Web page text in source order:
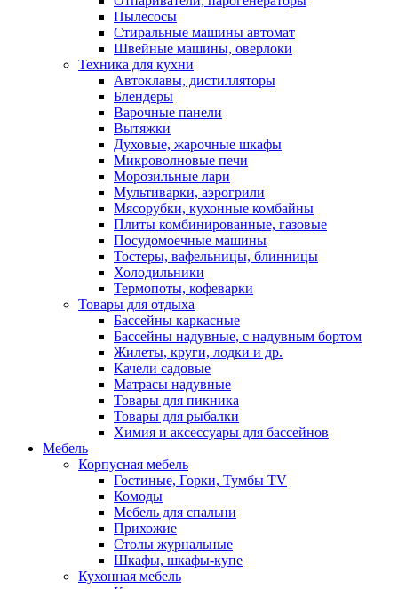
Пылесосы
Стиральные машины автомат
Швейные машины, оверлоки
Техника для кухни
Автоклавы, дистилляторы
Блендеры
Варочные панели
Вытяжки
Духовые, жарочные шкафы
Микроволновые печи
Морозильные лари
Мультиварки, аэрогрили
Мясорубки, кухонные комбайны
Плиты комбинированные, газовые
Посудомоечные машины
Тостеры, вафельницы, блинницы
Холодильники
Термопоты, кофеварки
Товары для отдыха
Бассейны каркасные
Бассейны надувные, с надувным бортом
Жилеты, круги, лодки и др.
Качели садовые
Матрасы надувные
Товары для пикника
Товары для рыбалки
Химия и аксессуары для бассейнов
Мебель
Корпусная мебель
Гостиные, Горки, Тумбы TV
Комоды
Мебель для спальни
Прихожие
Столы журнальные
Шкафы, шкафы-купе
Кухонная мебель